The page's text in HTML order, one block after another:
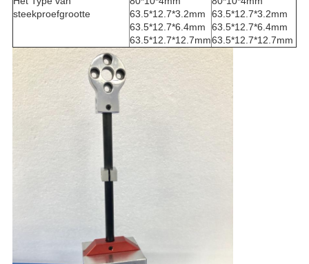
steekproefgrootte
63.5*12.7*3.2mm
63.5*12.7*6.4mm
63.5*12.7*12.7mm
63.5*12.7*3.2mm
63.5*12.7*6.4mm
63.5*12.7*12.7mm